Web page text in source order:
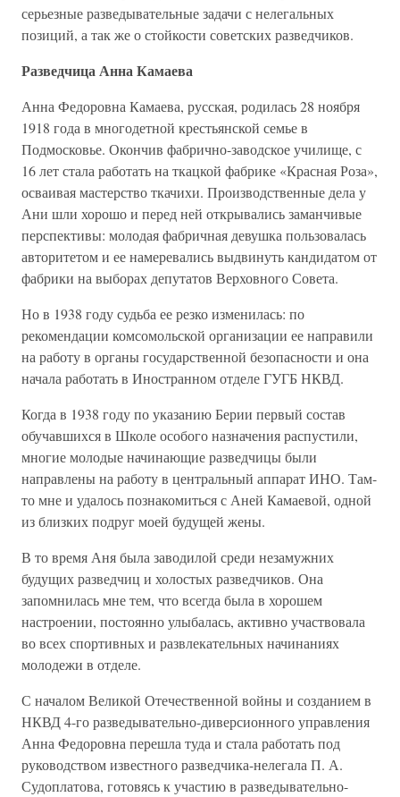
серьезные разведывательные задачи с нелегальных
позиций, а так же о стойкости советских разведчиков.
Разведчица Анна Камаева
Анна Федоровна Камаева, русская, родилась 28 ноября
1918 года в многодетной крестьянской семье в
Подмосковье. Окончив фабрично-заводское училище, с
16 лет стала работать на ткацкой фабрике «Красная Роза»,
осваивая мастерство ткачихи. Производственные дела у
Ани шли хорошо и перед ней открывались заманчивые
перспективы: молодая фабричная девушка пользовалась
авторитетом и ее намеревались выдвинуть кандидатом от
фабрики на выборах депутатов Верховного Совета.
Но в 1938 году судьба ее резко изменилась: по
рекомендации комсомольской организации ее направили
на работу в органы государственной безопасности и она
начала работать в Иностранном отделе ГУГБ НКВД.
Когда в 1938 году по указанию Берии первый состав
обучавшихся в Школе особого назначения распустили,
многие молодые начинающие разведчицы были
направлены на работу в центральный аппарат ИНО. Там-
то мне и удалось познакомиться с Аней Камаевой, одной
из близких подруг моей будущей жены.
В то время Аня была заводилой среди незамужних
будущих разведчиц и холостых разведчиков. Она
запомнилась мне тем, что всегда была в хорошем
настроении, постоянно улыбалась, активно участвовала
во всех спортивных и развлекательных начинаниях
молодежи в отделе.
С началом Великой Отечественной войны и созданием в
НКВД 4-го разведывательно-диверсионного управления
Анна Федоровна перешла туда и стала работать под
руководством известного разведчика-нелегала П. А.
Судоплатова, готовясь к участию в разведывательно-